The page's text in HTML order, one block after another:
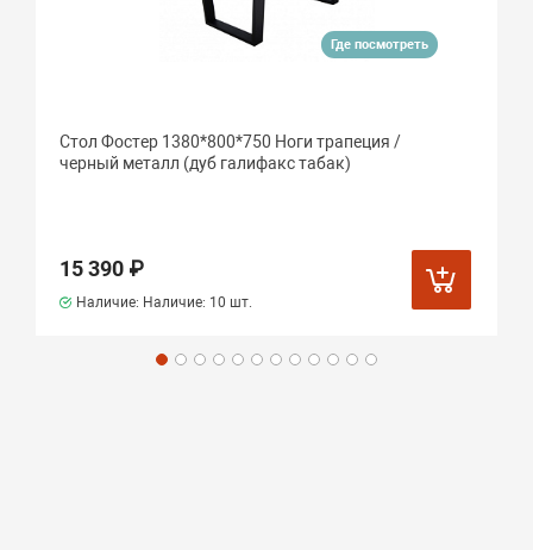
Где посмотреть
Стол Фостер 1380*800*750 Ноги трапеция /
черный металл (дуб галифакс табак)
15 390 ₽
Наличие: Наличие: 10 шт.